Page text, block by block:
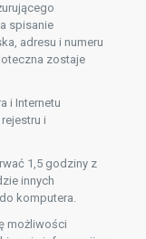
spisanie
adresu i numeru
zostaje
i Internetu
i
1,5 godziny z
innych
komputera.
możliwości